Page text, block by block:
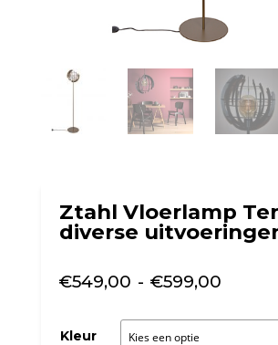
Ztahl Vloerlamp
diverse
€549,00 - €599,00
tot
Kleur